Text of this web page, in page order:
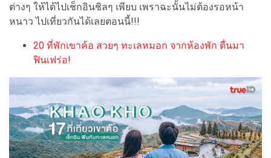
ต่างๆ ให้ได้ไปเช็กอินชิลๆ เพียบ เพราฉะนั้นไม่ต้องรอหน้า
หนาว ไปเที่ยวกันได้เลยตอนนี้!!!
20 ที่พักเขาค้อ สวยๆ ทะเลหมอก จากห้องพัก ตื่นมา
ฟินเฟร่อ!